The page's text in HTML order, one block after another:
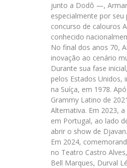
junto a Dodô —,
especialmente por
concurso de calouros
conhecido
No final dos anos 70,
inovação ao cenário
Durante sua fase
pelos Estados Unidos,
na Suíça, em 1978.
Grammy Latino de
Alternativa. Em 2023,
em Portugal, ao lado
abrir o show de Djavan.
Em 2024,
no Teatro Castro
Bell Marques, Durval